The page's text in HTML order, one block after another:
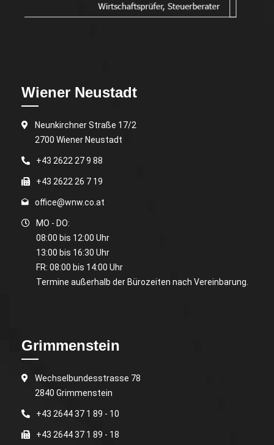
Wiener Neustadt
Neunkirchner Straße 17/2
2700 Wiener Neustadt
+43 2622 27 9 88
+43 2622 26 7 19
office@wnw.co.at
MO - DO:
08:00 bis 12:00 Uhr
13:00 bis 16:30 Uhr
FR: 08:00 bis 14:00 Uhr
Termine außerhalb der Bürozeiten nach Vereinbarung.
Grimmenstein
Wechselbundesstrasse 78
2840 Grimmenstein
+43 2644 37 1 89 - 10
+43 2644 37 1 89 - 18